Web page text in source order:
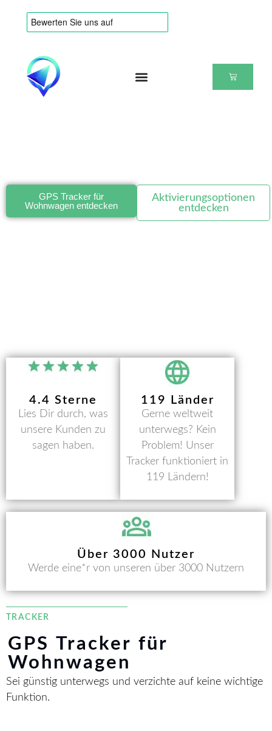
GPS Tracker für
Wohnwagen entdecken
Aktivierungsoptionen
entdecken
4.4 Sterne
Lies Dir durch, was
unsere Kunden zu
sagen haben.
119 Länder
Gerne weltweit
unterwegs? Kein
Problem! Unser
Tracker funktioniert in
119 Ländern!
Über 3000 Nutzer
Werde eine*r von unseren über 3000 Nutzern
TRACKER
GPS Tracker für
Wohnwagen
Sei günstig unterwegs und verzichte auf keine wichtige
Funktion.